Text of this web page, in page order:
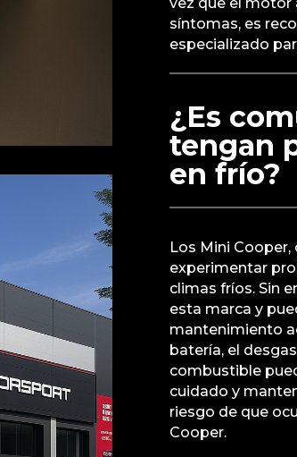
síntomas, es
especializado
¿Es
tengan
en frío?
Los Mini
experimentar
climas fríos. Sin
esta marca y
mantenimiento
batería, el
combustible
cuidado y
riesgo de que
Cooper.